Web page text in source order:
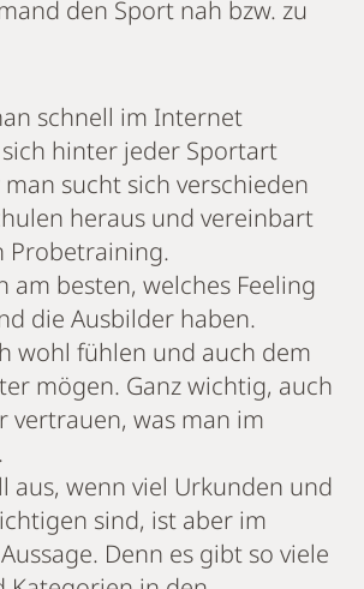
den Sport nah bzw. zu
schnell im Internet
hinter jeder Sportart
sucht sich verschieden
heraus und vereinbart
Probetraining.
am besten, welches Feeling
die Ausbilder haben.
wohl fühlen und auch dem
mögen. Ganz wichtig, auch
vertrauen, was man im
aus, wenn viel Urkunden und
sind, ist aber im
Denn es gibt so viele